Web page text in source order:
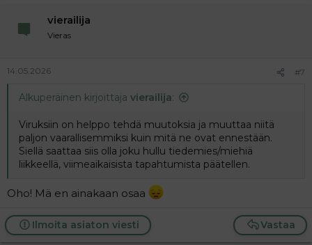
vierailija
Vieras
14.05.2026 #7
Alkuperäinen kirjoittaja vierailija:
Viruksiin on helppo tehdä muutoksia ja muuttaa niitä
paljon vaarallisemmiksi kuin mitä ne ovat ennestään.
Siellä saattaa siis olla joku hullu tiedemies/miehiä
liikkeellä, viimeaikaisista tapahtumista päätellen.
Oho! Mä en ainakaan osaa
Vastaa
Ilmoita asiaton viesti